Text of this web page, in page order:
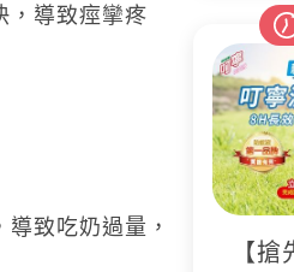
，導致痙攣疼
致吃奶過量，
【